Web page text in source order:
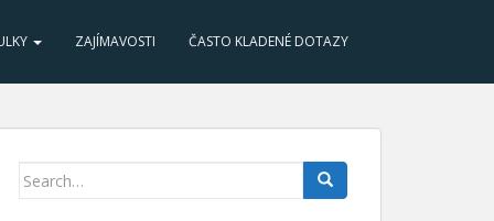
ZAJÍMAVOSTI ČASTO KLADENÉ DOTAZY
Search for: